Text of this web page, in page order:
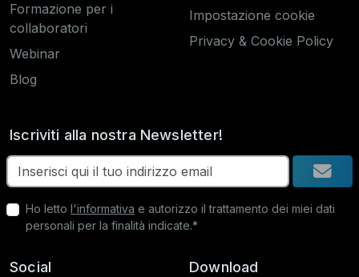
Formazione per i
collaboratori
Webinar
Blog
Impostazione cookie
Privacy & Cookie Policy
Iscriviti alla nostra Newsletter!
Ho letto l'informativa e autorizzo il trattamento dei miei dati
personali per la finalità indicate.*
Social Download